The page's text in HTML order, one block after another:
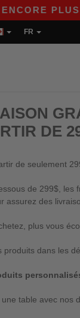
PLUS
FR
DE
de seulement
de 299$, les
assurez des
plus vous
produits dans les
table avec nos